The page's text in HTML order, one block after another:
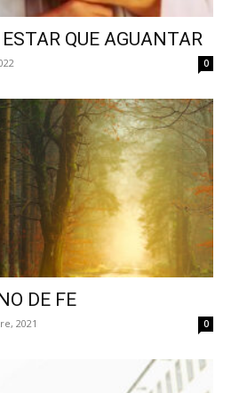
QUE AGUANTAR
0
DE FE
2021 0